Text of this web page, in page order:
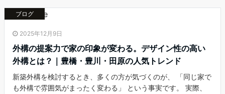
ブログ
2025年12月9日
外構の提案力で家の印象が変わる。デザイン性の高い
外構とは？｜豊橋・豊川・田原の人気トレンド
新築外構を検討するとき、多くの方が気づくのが、 「同じ家で
も外構で雰囲気がまったく変わる」 という事実です。 実際、